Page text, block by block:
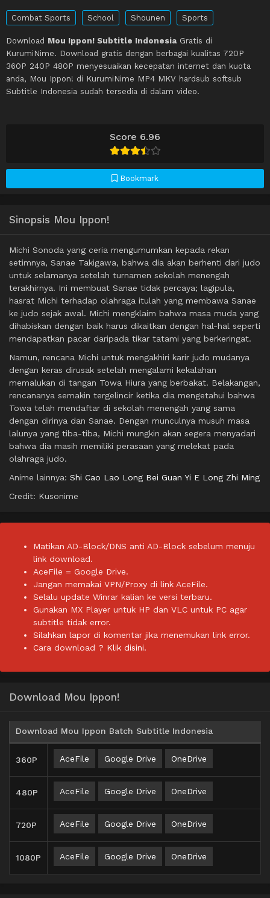
Score 6.96
Bookmark
Combat Sports School Shounen Sports
Download Mou Ippon! Subtitle Indonesia Gratis di
KurumiNime. Download gratis dengan berbagai kualitas 720P
360P 240P 480P menyesuaikan kecepatan internet dan kuota
anda, Mou Ippon! di KurumiNime MP4 MKV hardsub softsub
Subtitle Indonesia sudah tersedia di dalam video.
Sinopsis Mou Ippon!
Michi Sonoda yang ceria mengumumkan kepada rekan
setimnya, Sanae Takigawa, bahwa dia akan berhenti dari judo
untuk selamanya setelah turnamen sekolah menengah
terakhirnya. Ini membuat Sanae tidak percaya; lagipula,
hasrat Michi terhadap olahraga itulah yang membawa Sanae
ke judo sejak awal. Michi mengklaim bahwa masa muda yang
dihabiskan dengan baik harus dikaitkan dengan hal-hal seperti
mendapatkan pacar daripada tikar tatami yang berkeringat.
Namun, rencana Michi untuk mengakhiri karir judo mudanya
dengan keras dirusak setelah mengalami kekalahan
memalukan di tangan Towa Hiura yang berbakat. Belakangan,
rencananya semakin tergelincir ketika dia mengetahui bahwa
Towa telah mendaftar di sekolah menengah yang sama
dengan dirinya dan Sanae. Dengan munculnya musuh masa
lalunya yang tiba-tiba, Michi mungkin akan segera menyadari
bahwa dia masih memiliki perasaan yang melekat pada
olahraga judo.
Anime lainnya: Shi Cao Lao Long Bei Guan Yi E Long Zhi Ming
Credit: Kusonime
Matikan AD-Block/DNS anti AD-Block sebelum menuju
link download.
AceFile = Google Drive.
Jangan memakai VPN/Proxy di link AceFile.
Selalu update Winrar kalian ke versi terbaru.
Gunakan MX Player untuk HP dan VLC untuk PC agar
subtitle tidak error.
Silahkan lapor di komentar jika menemukan link error.
Cara download ? Klik disini.
Download Mou Ippon!
Download Mou Ippon Batch Subtitle Indonesia
360P AceFile Google Drive OneDrive
480P AceFile Google Drive OneDrive
720P AceFile Google Drive OneDrive
1080P AceFile Google Drive OneDrive